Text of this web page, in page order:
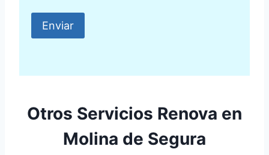
Otros Servicios Renova en
Molina de Segura